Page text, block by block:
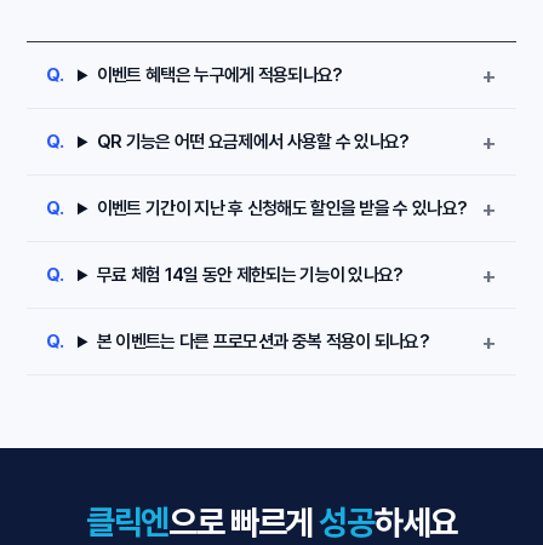
이벤트 혜택은 누구에게 적용되나요?
QR 기능은 어떤 요금제에서 사용할 수 있나요?
이벤트 기간이 지난 후 신청해도 할인을 받을 수 있나요?
무료 체험 14일 동안 제한되는 기능이 있나요?
본 이벤트는 다른 프로모션과 중복 적용이 되나요?
클릭엔으로 빠르게성공하세요